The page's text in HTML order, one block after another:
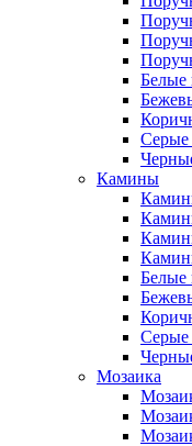
Белые
Серые
Камины
Белые
Мозаика